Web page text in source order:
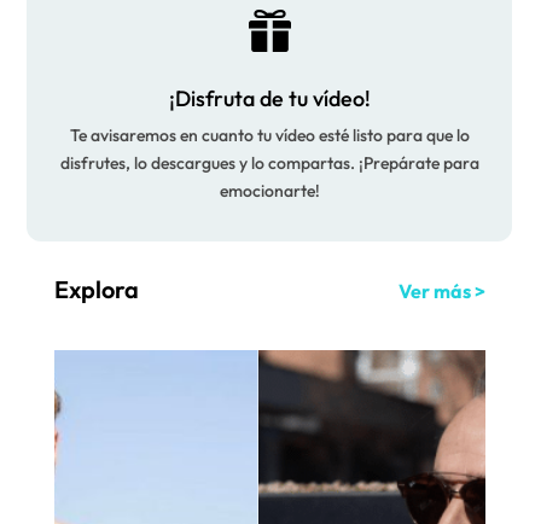

¡Disfruta de tu vídeo!
Te avisaremos en cuanto tu vídeo esté listo para que lo
disfrutes, lo descargues y lo compartas. ¡Prepárate para
emocionarte!
Explora Ver más >